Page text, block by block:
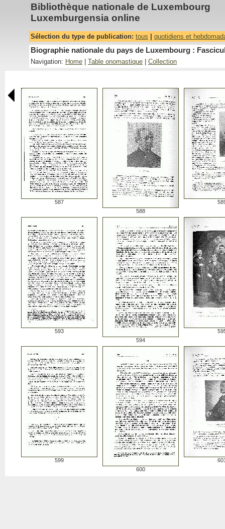
Bibliothèque nationale de Luxembourg
Luxemburgensia online
Sélection du type de publication: tous quotidiens et
Biographie nationale du pays de Luxembourg :
Navigation: Home Table onomastique Collection
587
588
593
594
599
600